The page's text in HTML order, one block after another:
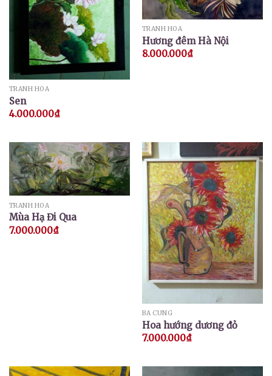
TRANH HOA
Sen
4.000.000₫
TRANH HOA
Hương đêm Hà Nội
8.000.000₫
TRANH HOA
Mùa Hạ Đi Qua
7.000.000₫
BÁ CUNG
Hoa hướng dương đỏ
7.000.000₫